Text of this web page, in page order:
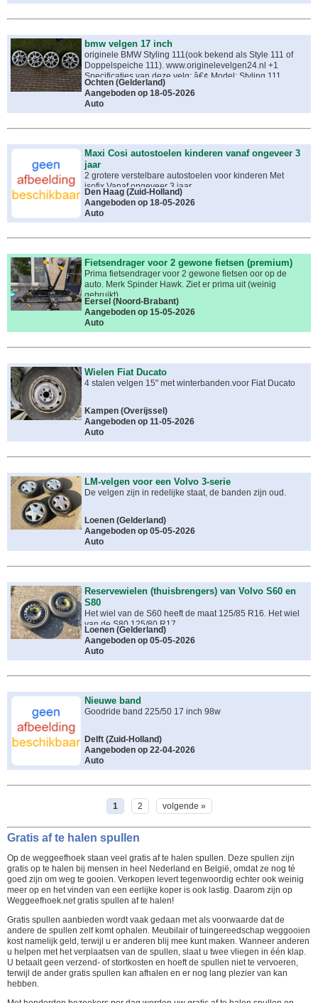
bmw velgen 17 inch
originele BMW Styling 111(ook bekend als Style 111 of
Doppelspeiche 111). www.originelevelgen24.nl +1
Specificaties van deze velg: â€¢ Model: Styling 111
(Dubbelspaak) â€¢ Grootte: 17 inch (meestal 8J x 17) â€
¢ Steekmaat: 5x120 â€¢ ET-waarde: ET46 â€¢ BMW
onderdeelnummer: 36113401199 (of kortweg 3401199)
standaard geleverd als fabrieksoptie op de eerste
en ET-waarde passen ze soms ook op andere BMW-
modellen zoals de 3-serie (E46 of E90), hoewel ze
officieel voor de X3 zijn ontworpen
Ochten (Gelderland)
Aangeboden op 18-05-2026
Auto
Maxi Cosi autostoelen kinderen vanaf ongeveer 3
jaar
2 grotere verstelbare autostoelen voor kinderen Met
isofix Vanaf ongeveer 3 jaar
Den Haag (Zuid-Holland)
Aangeboden op 18-05-2026
Auto
Fietsendrager voor 2 gewone fietsen (premium)
Prima fietsendrager voor 2 gewone fietsen oor op de
auto. Merk Spinder Hawk. Ziet er prima uit (weinig
gebruikt)
Eersel (Noord-Brabant)
Aangeboden op 15-05-2026
Auto
Wielen Fiat Ducato
4 stalen velgen 15" met winterbanden.voor Fiat Ducato
Kampen (Overijssel)
Aangeboden op 11-05-2026
Auto
LM-velgen voor een Volvo 3-serie
De velgen zijn in redelijke staat, de banden zijn oud.
Loenen (Gelderland)
Aangeboden op 05-05-2026
Auto
Reservewielen (thuisbrengers) van Volvo S60 en
S80
Het wiel van de S60 heeft de maat 125/85 R16. Het wiel
van de S80 125/80 R17.
Loenen (Gelderland)
Aangeboden op 05-05-2026
Auto
Nieuwe band
Goodride band 225/50 17 inch 98w
Delft (Zuid-Holland)
Aangeboden op 22-04-2026
Auto
1 2 volgende »
Gratis af te halen spullen
Op de weggeefhoek staan veel gratis af te halen spullen. Deze spullen zijn
gratis op te halen bij mensen in heel Nederland en België, omdat ze nog té
goed zijn om weg te gooien. Verkopen levert tegenwoordig echter ook weinig
meer op en het vinden van een eerlijke koper is ook lastig. Daarom zijn op
Weggeefhoek.net gratis spullen af te halen!
Gratis spullen aanbieden wordt vaak gedaan met als voorwaarde dat de
andere de spullen zelf komt ophalen. Meubilair of tuingereedschap weggooien
kost namelijk geld, terwijl u er anderen blij mee kunt maken. Wanneer anderen
u helpen met het verplaatsen van de spullen, slaat u twee vliegen in één klap.
U betaalt geen verzend- of stortkosten en hoeft de spullen niet te vervoeren,
terwijl de ander gratis spullen kan afhalen en er nog lang plezier van kan
hebben.